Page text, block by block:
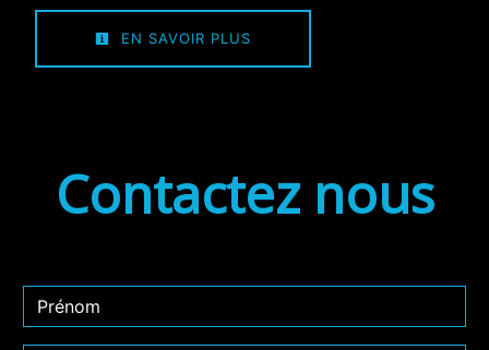
EN SAVOIR PLUS
Contactez nous